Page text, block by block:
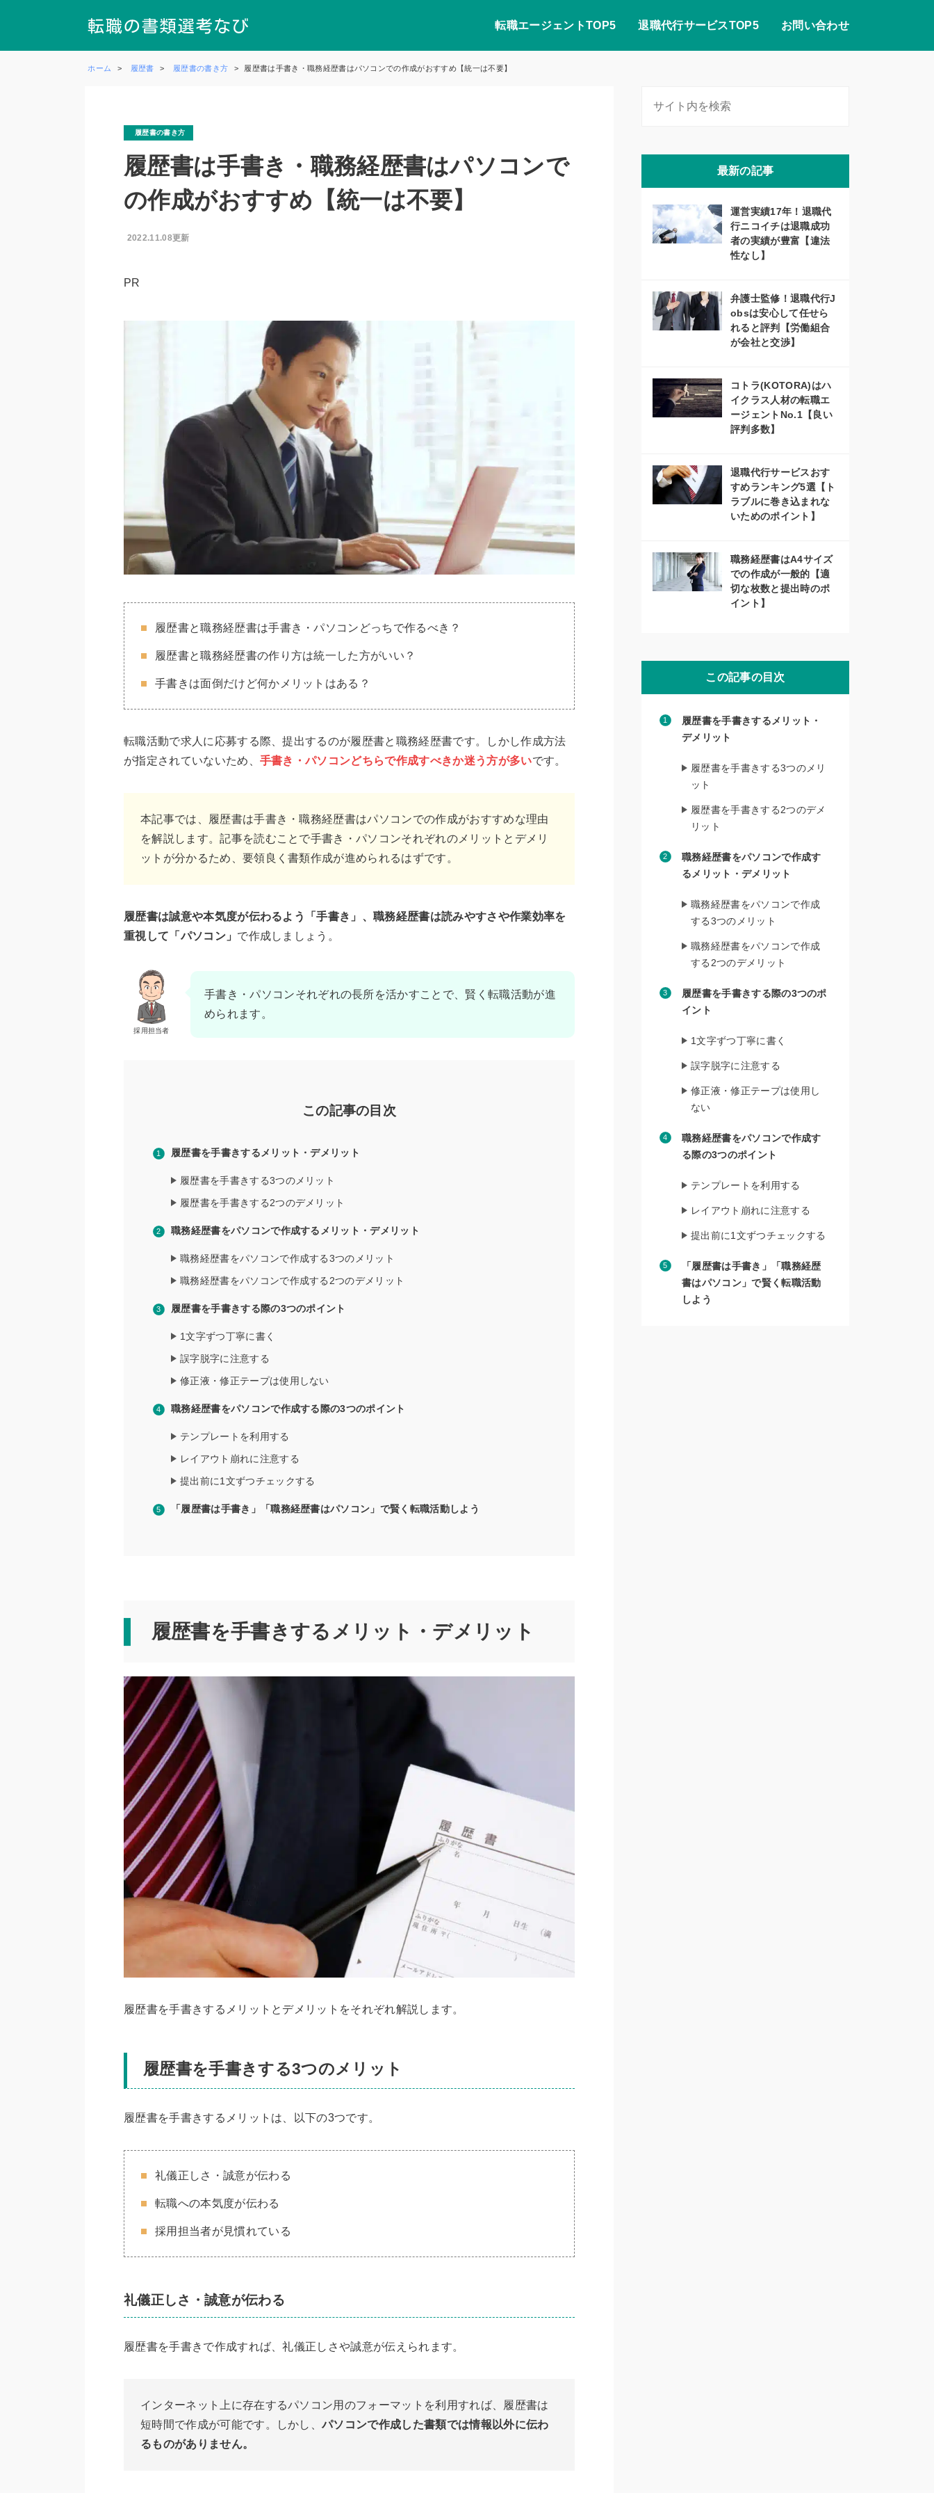
転職エージェントTOP5 退職代行サービスTOP5 お問い合わせ
ホーム 履歴書 履歴書の書き方 履歴書は手書き・職務経歴書はパソコンでの作成がおすすめ【統一は不要】
履歴書の書き方
履歴書は手書き・職務経歴書はパソコンで
の作成がおすすめ【統一は不要】
2022.11.08更新
PR
履歴書と職務経歴書は手書き・パソコンどっちで作るべき？
履歴書と職務経歴書の作り方は統一した方がいい？
手書きは面倒だけど何かメリットはある？
転職活動で求人に応募する際、提出するのが履歴書と職務経歴書です。しかし作成方法
が指定されていないため、 手書き・パソコンどちらで作成すべきか迷う方が多いです。
本記事では、履歴書は手書き・職務経歴書はパソコンでの作成がおすすめな理由
を解説します。記事を読むことで手書き・パソコンそれぞれのメリットとデメリ
ットが分かるため、要領良く書類作成が進められるはずです。
履歴書は誠意や本気度が伝わるよう「手書き」、職務経歴書は読みやすさや作業効率を
重視して「パソコン」 で作成しましょう。
採用担当者
手書き・パソコンそれぞれの長所を活かすことで、賢く転職活動が進
められます。
この記事の目次
履歴書を手書きするメリット・デメリット
履歴書を手書きする3つのメリット
履歴書を手書きする2つのデメリット
職務経歴書をパソコンで作成するメリット・デメリット
職務経歴書をパソコンで作成する3つのメリット
職務経歴書をパソコンで作成する2つのデメリット
履歴書を手書きする際の3つのポイント
1文字ずつ丁寧に書く
誤字脱字に注意する
修正液・修正テープは使用しない
職務経歴書をパソコンで作成する際の3つのポイント
テンプレートを利用する
レイアウト崩れに注意する
提出前に1文ずつチェックする
「履歴書は手書き」「職務経歴書はパソコン」で賢く転職活動しよう
履歴書を手書きするメリット・デメリット
履歴書を手書きするメリットとデメリットをそれぞれ解説します。
履歴書を手書きする3つのメリット
履歴書を手書きするメリットは、以下の3つです。
礼儀正しさ・誠意が伝わる
転職への本気度が伝わる
採用担当者が見慣れている
礼儀正しさ・誠意が伝わる
履歴書を手書きで作成すれば、礼儀正しさや誠意が伝えられます。
インターネット上に存在するパソコン用のフォーマットを利用すれば、履歴書は
短時間で作成が可能です。しかし、パソコンで作成した書類では情報以外に伝わ
るものがありません。
最新の記事
運営実績17年！退職代
行ニコイチは退職成功
者の実績が豊富【違法
性なし】
弁護士監修！退職代行J
obsは安心して任せら
れると評判【労働組合
が会社と交渉】
コトラ(KOTORA)はハ
イクラス人材の転職エ
ージェントNo.1【良い
評判多数】
退職代行サービスおす
すめランキング5選【ト
ラブルに巻き込まれな
いためのポイント】
職務経歴書はA4サイズ
での作成が一般的【適
切な枚数と提出時のポ
イント】
この記事の目次
履歴書を手書きするメリット・
デメリット
履歴書を手書きする3つのメリ
ット
履歴書を手書きする2つのデメ
リット
職務経歴書をパソコンで作成す
るメリット・デメリット
職務経歴書をパソコンで作成
する3つのメリット
職務経歴書をパソコンで作成
する2つのデメリット
履歴書を手書きする際の3つのポ
イント
1文字ずつ丁寧に書く
誤字脱字に注意する
修正液・修正テープは使用し
ない
職務経歴書をパソコンで作成す
る際の3つのポイント
テンプレートを利用する
レイアウト崩れに注意する
提出前に1文ずつチェックする
「履歴書は手書き」「職務経歴
書はパソコン」で賢く転職活動
しよう